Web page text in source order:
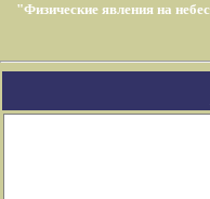
"Физические явления на